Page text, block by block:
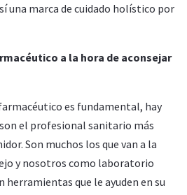
una marca de cuidado holístico por
a la hora de aconsejar
es fundamental, hay
el profesional sanitario más
Son muchos los que van a la
y nosotros como laboratorio
que le ayuden en su